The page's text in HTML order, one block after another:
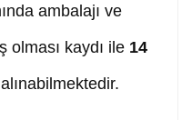
ambalajı ve
olması kaydı ile 14